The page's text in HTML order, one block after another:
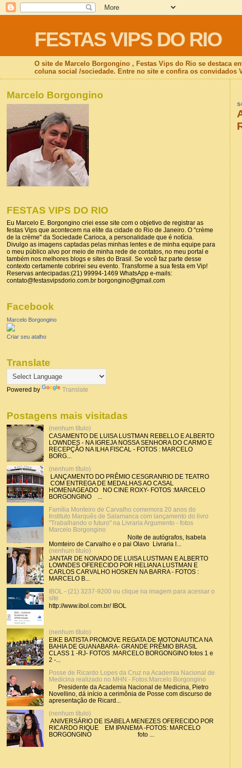
FESTAS VIPS DO RIO
O site de Marcelo Borgongino , Festas Vips do Rio se destaca
coluna social /sociedade. Entre no site e confira os convidados
Marcelo Borgongino
FESTAS VIPS DO RIO
Eu Marcelo E. Borgongino criei esse site com o objetivo de registrar as
festas Vips que acontecem na elite da cidade do Rio de Janeiro. O "crème
de la crème" da Sociedade Carioca, a personalidade que é notícia.
Divulgo as imagens captadas pelas minhas lentes e de minha equipe para
o meu público alvo por meio de minha rede de contatos, no meu portal e
também nos melhores blogs e sites do Brasil. Se você faz parte desse
contexto certamente cobrirei seu evento. Transforme a sua festa em Vip!
Reservas antecipadas:(21) 99994-1469 WhatsApp e-mails:
contato@festasvipsdorio.com.br borgongino@gmail.com
Facebook
Marcelo Borgongino
Criar seu atalho
Translate
Powered by Translate
Postagens mais visitadas
(nenhum título)
CASAMENTO DE LUISA LUSTMAN REBELLO E ALBERTO
LOWNDES - NA IGREJA NOSSA SENHORA DO CARMO E
RECEPÇÃO NA ILHA FISCAL - FOTOS : MARCELO
BORG...
(nenhum título)
LANÇAMENTO DO PRÊMIO CESGRANRIO DE TEATRO
COM ENTREGA DE MEDALHAS AO CASAL
HOMENAGEADO NO CINE ROXY- FOTOS :MARCELO
BORGONGINO ...
Família Monteiro de Carvalho comemora 20 anos do
Instituto Marquês de Salamanca com lançamento do livro
"Trabalhando o futuro" na Livraria Argumento - fotos
Marcelo Borgongino
Noite de autógrafos, Isabela
Momteiro de Carvalho e o pai Olavo Livraria l...
(nenhum título)
JANTAR DE NOIVADO DE LUISA LUSTMAN E ALBERTO
LOWNDES OFERECIDO POR HELIANA LUSTMAN E
CARLOS CARVALHO HOSKEN NA BARRA - FOTOS :
MARCELO B...
IBOL - (21) 3237-9200 ou clique na imagem para acessar o
site
http://www.ibol.com.br/ IBOL
(nenhum título)
EIKE BATISTA PROMOVE REGATA DE MOTONAUTICA NA
BAHIA DE GUANABARA- GRANDE PRÊMIO BRASIL
CLASS 1 -RJ- FOTOS :MARCELO BORGONGINO fotos 1 e
2 -...
Posse de Ricardo Lopes da Cruz na Academia Nacional de
Medicina realizado no MHN - Fotos:Marcelo Borgongino
Presidente da Academia Nacional de Medicina, Pietro
Novellino, dá início a cerimônia de Posse com discurso de
apresentação de Ricard...
(nenhum título)
ANIVERSÁRIO DE ISABELA MENEZES OFERECIDO POR
RICARDO RIQUE EM IPANEMA -FOTOS: MARCELO
BORGONGINO foto ...